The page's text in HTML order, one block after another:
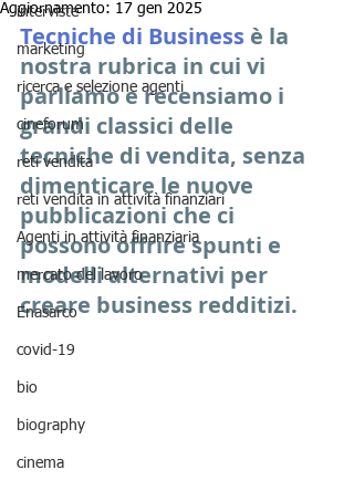
interviste
marketing
ricerca e selezione agenti
cineforum
reti vendita
reti vendita in attività finanziari
Agenti in attività finanziaria
mercato del lavoro
Enasarco
covid-19
bio
biography
cinema
Aggiornamento: 17 gen 2025
Tecniche di Business è la
nostra rubrica in cui vi
parliamo e recensiamo i
grandi classici delle
tecniche di vendita, senza
dimenticare le nuove
pubblicazioni che ci
possono offrire spunti e
modelli alternativi per
creare business redditizi.